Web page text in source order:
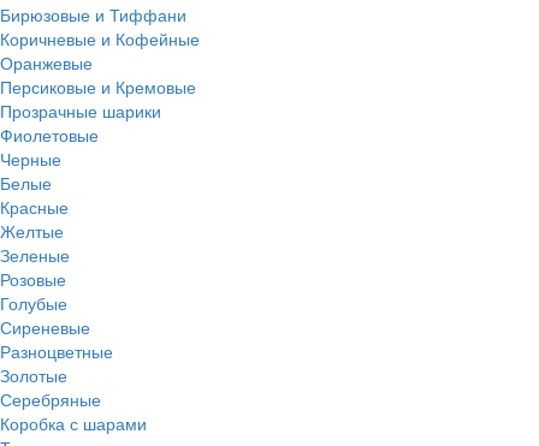
Бирюзовые и Тиффани
Коричневые и Кофейные
Оранжевые
Персиковые и Кремовые
Прозрачные шарики
Фиолетовые
Черные
Белые
Красные
Желтые
Зеленые
Розовые
Голубые
Сиреневые
Разноцветные
Золотые
Серебряные
Коробка с шарами